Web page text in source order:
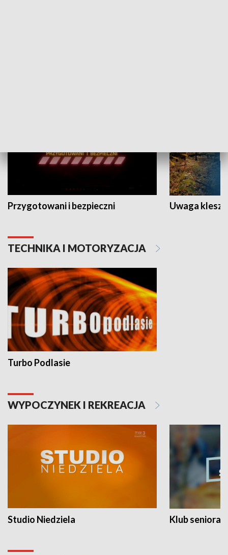
Przygotowani i bezpieczni Uwaga
TECHNIKA I MOTORYZACJA
Turbo Podlasie
WYPOCZYNEK I REKREACJA
Studio Niedziela Klub seniora